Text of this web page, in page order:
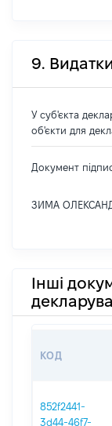
9.
У суб'єкта
об'єкти для
Документ
ЗИМА
Інші
КОД
852f2441-
3d44-46f7-